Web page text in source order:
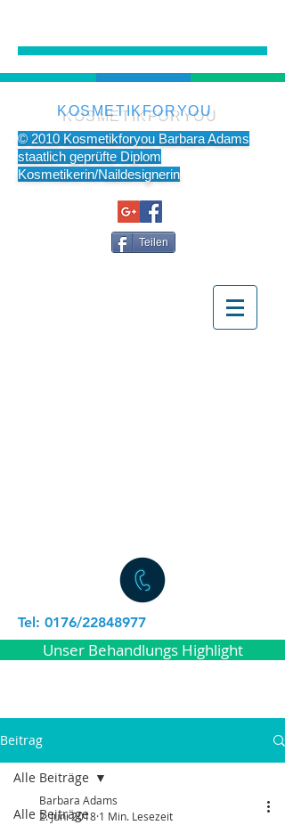
KOSMETIKFORYOU
© 2010 Kosmetikforyou Barbara Adams
staatlich geprüfte Diplom
Kosmetikerin/Naildesignerin
Teilen
Tel: 0176/22848977
Unser Behandlungs Highlight
Beitrag
Alle Beiträge
Alle Beiträge
Barbara Adams
2. Juni 2018 1 Min. Lesezeit